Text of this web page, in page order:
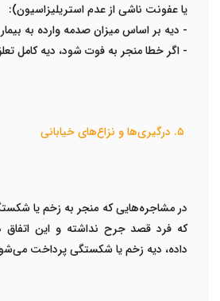
یا عفونت ناشی از عدم استریلیزاسیون):
- دیه بر اساس میزان صدمه وارده به
- اگر خطا منجر به فوت شود، دیه کامل
در مشاجره‌هایی که منجر به زخم یا
که فرد قصد جرح نداشته و این
داده، دیه زخم یا شکستگی پرداخت